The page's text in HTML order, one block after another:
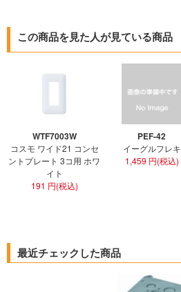
この商品を見た人が見ている商品
WTF7003W
コスモ ワイド21 コンセ
ントプレート 3コ用 ホワ
イト
191 円(税込)
PEF-42
イーグルフレキ
1,459 円(税込)
最近チェックした商品